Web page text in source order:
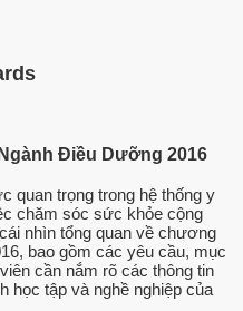
Điều Dưỡng 2016
quan trọng trong hệ thống y
chăm sóc sức khỏe cộng
nhìn tổng quan về chương
bao gồm các yêu cầu, mục
cần nắm rõ các thông tin
học tập và nghề nghiệp của